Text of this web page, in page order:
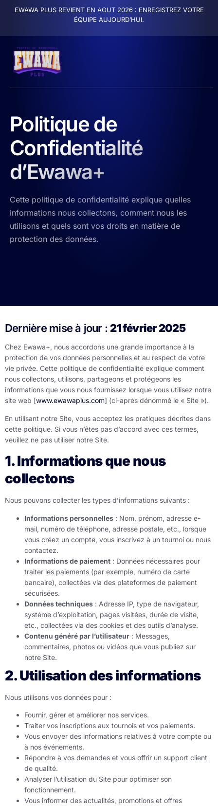
EWAWA PLUS REVIENT EN AOUT 2026 : ENREGISTREZ VOTRE
ÉQUIPE AUJOURD’HUI.
Politique de
Confidentialité
d’Ewawa+
Cette politique de confidentialité explique quelles
informations nous collectons, comment nous les
utilisons et quels sont vos droits en matière de
protection des données.
Dernière mise à jour :21 février 2025
Chez Ewawa+, nous accordons une grande importance à la
protection de vos données personnelles et au respect de votre
vie privée. Cette politique de confidentialité explique comment
nous collectons, utilisons, partageons et protégeons les
informations que vous nous fournissez lorsque vous utilisez notre
site web [www.ewawaplus.com] (ci-après dénommé le « Site »).
En utilisant notre Site, vous acceptez les pratiques décrites dans
cette politique. Si vous n’êtes pas d’accord avec ces termes,
veuillez ne pas utiliser notre Site.
1. Informations que nous
collectons
Nous pouvons collecter les types d’informations suivants :
Informations personnelles : Nom, prénom, adresse e-
mail, numéro de téléphone, adresse postale, etc., lorsque
vous créez un compte, vous inscrivez à un tournoi ou nous
contactez.
Informations de paiement : Données nécessaires pour
traiter les paiements (par exemple, numéro de carte
bancaire), collectées via des plateformes de paiement
sécurisées.
Données techniques : Adresse IP, type de navigateur,
système d’exploitation, pages visitées, durée de visite,
etc., collectées via des cookies et des outils d’analyse.
Contenu généré par l’utilisateur : Messages,
commentaires, photos ou vidéos que vous publiez sur
notre Site.
2. Utilisation des informations
Nous utilisons vos données pour :
Fournir, gérer et améliorer nos services.
Traiter vos inscriptions aux tournois et vos paiements.
Vous envoyer des informations relatives à votre compte ou
à nos événements.
Répondre à vos demandes et vous offrir un support client
de qualité.
Analyser l’utilisation du Site pour optimiser son
fonctionnement.
Vous informer des actualités, promotions et offres